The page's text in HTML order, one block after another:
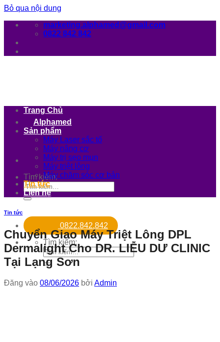
Bỏ qua nội dung
marketing.alphamed@gmail.com
0822 842 842
Tìm kiếm:
0822.842.842
Tìm kiếm:
Trang Chủ
Alphamed
Sản phẩm
Máy Laser sắc tố
Máy nâng cơ
Máy trị sẹo mụn
Máy triệt lông
Máy chăm sóc cơ bản
Tin tức
Liên hệ
Tin tức
Chuyển Giao Máy Triệt Lông DPL
Dermalight Cho DR. LIỄU DƯ CLINIC
Tại Lạng Sơn
Đăng vào 08/06/2026 bởi Admin